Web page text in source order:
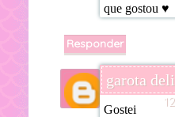
que gostou ♥
Responder
garota
Gostei